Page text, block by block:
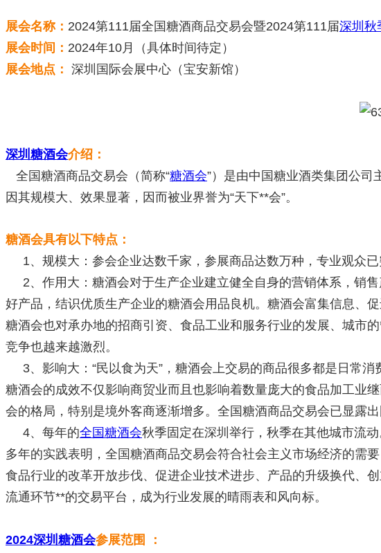
展会名称： 2024第111届全国糖酒商品交易会暨2024第111届深圳秋
展会时间： 2024年10月（具体时间待定）
展会地点： 深圳国际会展中心（宝安新馆）
深圳糖酒会介绍：
全国糖酒商品交易会（简称“糖酒会”）是由中国糖业酒类集团公司
因其规模大、效果显著，因而被业界誉为“天下**会”。
糖酒会具有以下特点：
1、规模大：参会企业达数千家，参展商品达数万种，专业观众
2、作用大：糖酒会对于生产企业建立健全自身的营销体系，销
好产品，结识优质生产企业的糖酒会用品良机。糖酒会富集信息、
糖酒会也对承办地的招商引资、食品工业和服务行业的发展、城市
竞争也越来越激烈。
3、影响大：“民以食为天”，糖酒会上交易的商品很多都是日常消
糖酒会的成效不仅影响商贸业而且也影响着数量庞大的食品加工业
会的格局，特别是境外客商逐渐增多。全国糖酒商品交易会已显露出
4、每年的全国糖酒会秋季固定在深圳举行，秋季在其他城市流动
多年的实践表明，全国糖酒商品交易会符合社会主义市场经济的需
食品行业的改革开放步伐、促进企业技术进步、产品的升级换代、
流通环节**的交易平台，成为行业发展的晴雨表和风向标。
2024深圳糖酒会参展范围 ：